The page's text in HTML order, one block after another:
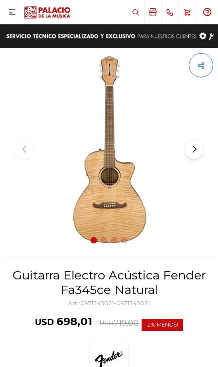

Guitarra Electro Acústica Fender
Fa345ce Natural
0971343021-0971343021
USD 698,01 USD719,00 2